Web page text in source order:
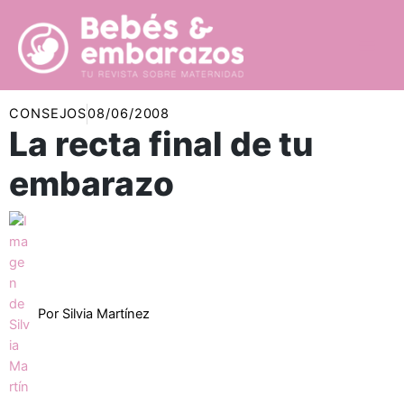
contenido
CONSEJOS08/06/2008
La recta final de tu
embarazo
Por Silvia Martínez